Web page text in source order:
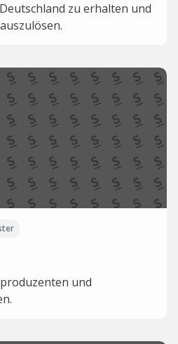
zu erhalten und
und